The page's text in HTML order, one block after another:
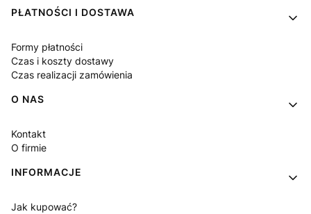
PŁATNOŚCI I DOSTAWA
Formy płatności
Czas i koszty dostawy
Czas realizacji zamówienia
O NAS
Kontakt
O firmie
INFORMACJE
Jak kupować?